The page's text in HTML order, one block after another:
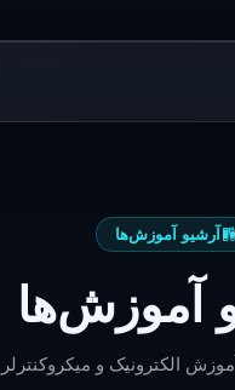
آرشیو آموزش‌ها
آموزش‌ها
الکترونیک و میکروکنترلر